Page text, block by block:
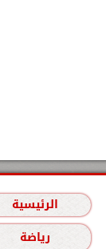
الرئيسية
رياضة